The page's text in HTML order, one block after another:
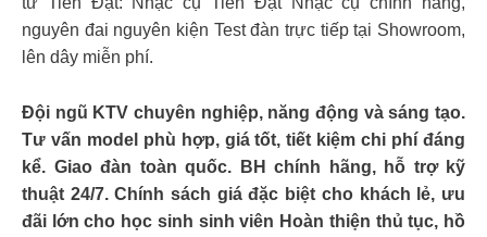
nguyên đai nguyên kiện Test đàn trực tiếp tại Showroom,
lên dây miễn phí.
Đội ngũ KTV chuyên nghiệp, năng động và sáng tạo.
Tư vấn model phù hợp, giá tốt, tiết kiệm chi phí đáng
kể. Giao đàn toàn quốc. BH chính hãng, hỗ trợ kỹ
thuật 24/7. Chính sách giá đặc biệt cho khách lẻ, ưu
đãi lớn cho học sinh sinh viên Hoàn thiện thủ tục, hồ